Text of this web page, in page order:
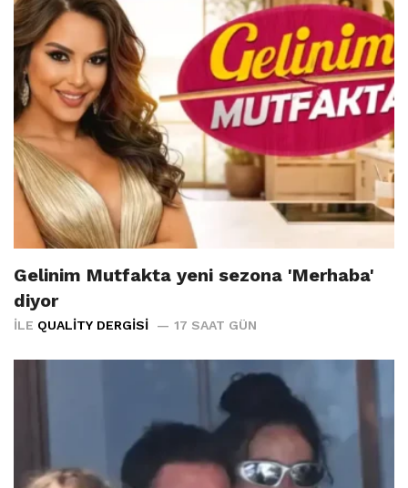
Gelinim Mutfakta yeni sezona 'Merhaba'
diyor
İLE QUALITY DERGISI 17 SAAT GÜN